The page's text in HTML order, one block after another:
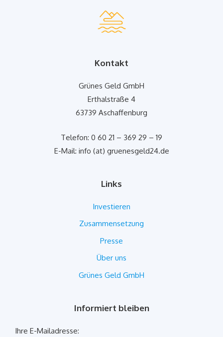
Kontakt
Grünes Geld GmbH
Erthalstraße 4
63739 Aschaffenburg
Telefon: 0 60 21 – 369 29 – 19
E-Mail: info (at) gruenesgeld24.de
Links
Investieren
Zusammensetzung
Presse
Über uns
Grünes Geld GmbH
Informiert bleiben
Ihre E-Mailadresse: